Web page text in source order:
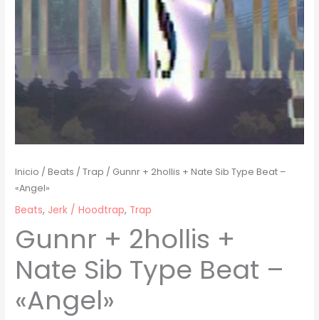
Inicio /Beats /Trap / Gunnr + 2hollis + Nate Sib Type Beat –
«Angel»
Beats, Jerk / Hoodtrap, Trap
Gunnr + 2hollis +
Nate Sib Type Beat –
«Angel»